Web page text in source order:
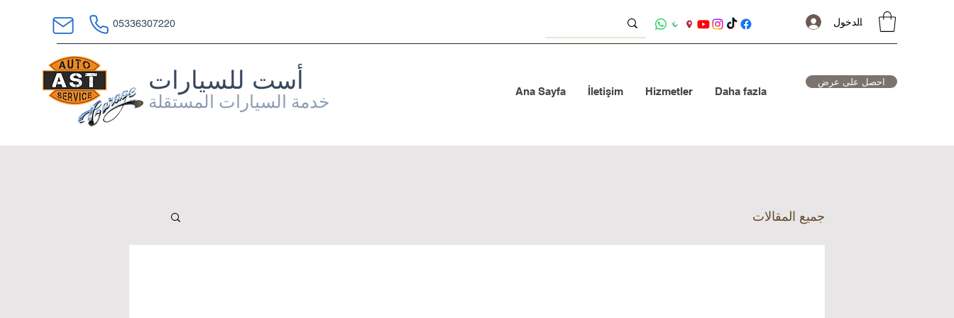
05336307220 تسجيل الدخول
أست للسيارات
خدمة السيارات المستقلة Ana Sayfa İletişim Hizmetler Daha fazla
احصل على عرض
جميع المقالات